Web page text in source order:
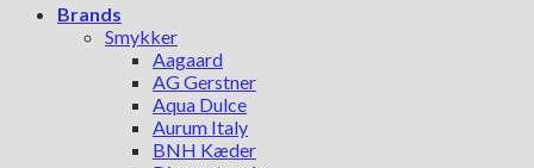
Brands
Smykker
Aagaard
AG Gerstner
Aqua Dulce
Aurum Italy
BNH Kæder